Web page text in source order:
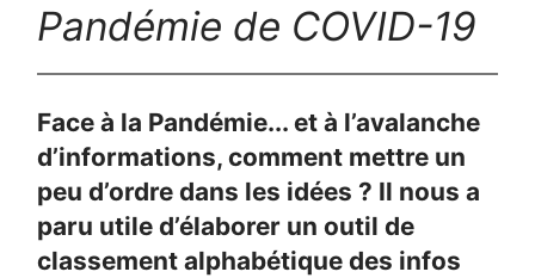
Pandémie de COVID-19
Face à la Pandémie... et à l’avalanche
d’informations, comment mettre un
peu d’ordre dans les idées ? Il nous a
paru utile d’élaborer un outil de
classement alphabétique des infos